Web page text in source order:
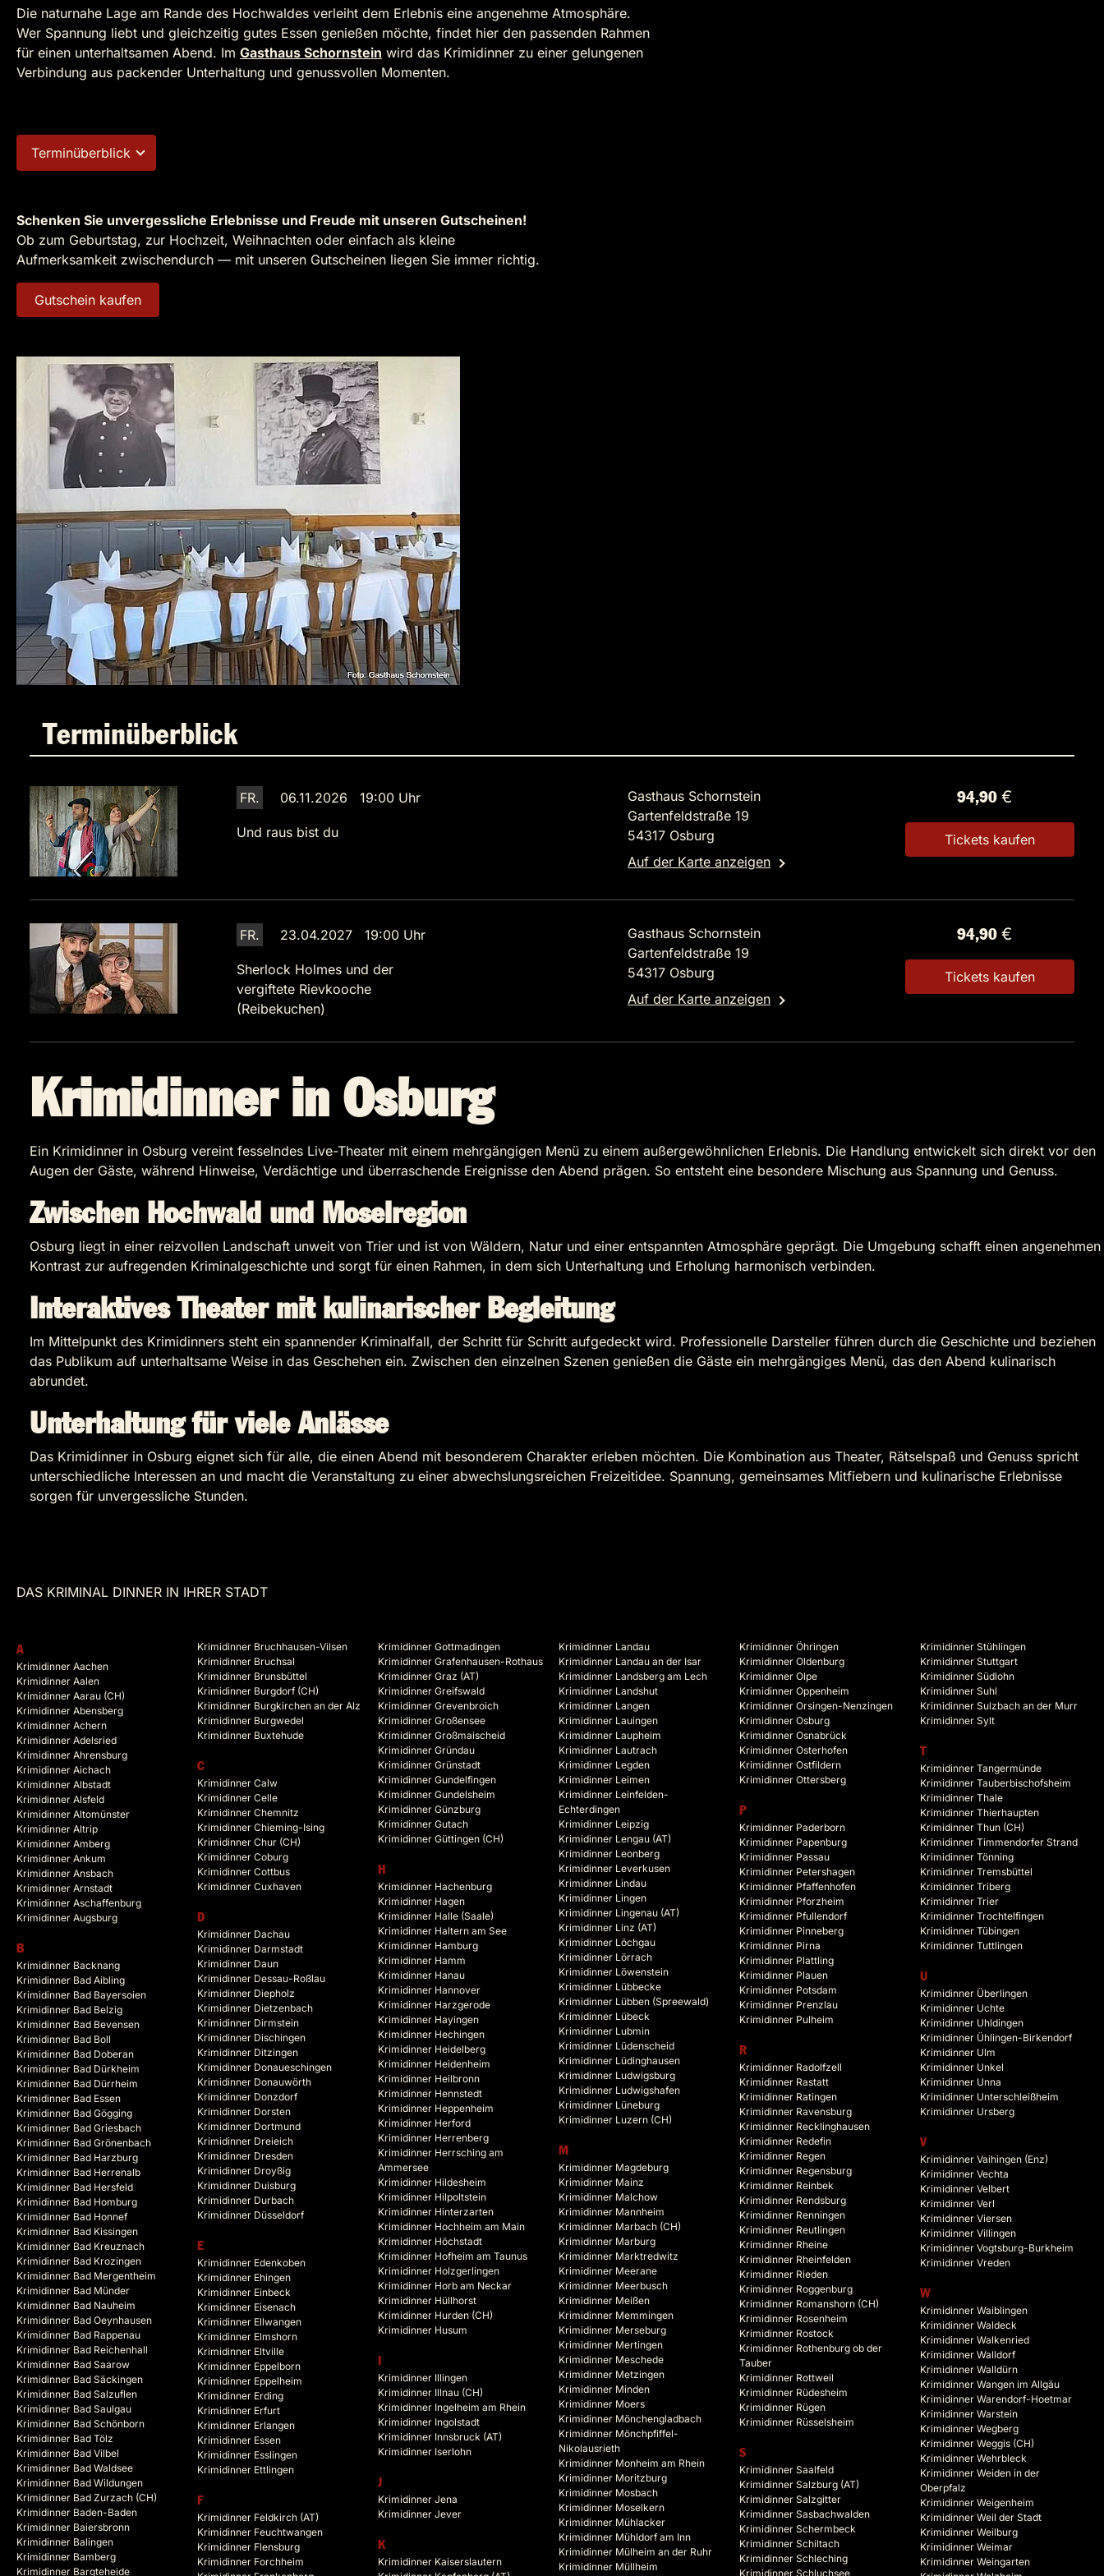
Die naturnahe Lage am Rande des Hochwaldes verleiht dem Erlebnis eine angenehme Atmosphäre.
Wer Spannung liebt und gleichzeitig gutes Essen genießen möchte, findet hier den passenden Rahmen
für einen unterhaltsamen Abend. Im Gasthaus Schornstein wird das Krimidinner zu einer gelungenen
Verbindung aus packender Unterhaltung und genussvollen Momenten.
Terminüberblick
Schenken Sie unvergessliche Erlebnisse und Freude mit unseren Gutscheinen!
Ob zum Geburtstag, zur Hochzeit, Weihnachten oder einfach als kleine
Aufmerksamkeit zwischendurch — mit unseren Gutscheinen liegen Sie immer richtig.
Gutschein kaufen
Terminüberblick
FR. 06.11.2026 19:00 Uhr
Und raus bist du
Gasthaus Schornstein
Gartenfeldstraße 19
54317 Osburg
Auf der Karte anzeigen
94,90 €
Tickets kaufen
FR. 23.04.2027 19:00 Uhr
Sherlock Holmes und der
vergiftete Rievkooche
(Reibekuchen)
Gasthaus Schornstein
Gartenfeldstraße 19
54317 Osburg
Auf der Karte anzeigen
94,90 €
Tickets kaufen
Krimidinner in Osburg
Ein Krimidinner in Osburg vereint fesselndes Live-Theater mit einem mehrgängigen Menü zu einem außergewöhnlichen Erlebnis. Die Handlung entwickelt sich direkt vor den
Augen der Gäste, während Hinweise, Verdächtige und überraschende Ereignisse den Abend prägen. So entsteht eine besondere Mischung aus Spannung und Genuss.
Zwischen Hochwald und Moselregion
Osburg liegt in einer reizvollen Landschaft unweit von Trier und ist von Wäldern, Natur und einer entspannten Atmosphäre geprägt. Die Umgebung schafft einen angenehmen
Kontrast zur aufregenden Kriminalgeschichte und sorgt für einen Rahmen, in dem sich Unterhaltung und Erholung harmonisch verbinden.
Interaktives Theater mit kulinarischer Begleitung
Im Mittelpunkt des Krimidinners steht ein spannender Kriminalfall, der Schritt für Schritt aufgedeckt wird. Professionelle Darsteller führen durch die Geschichte und beziehen
das Publikum auf unterhaltsame Weise in das Geschehen ein. Zwischen den einzelnen Szenen genießen die Gäste ein mehrgängiges Menü, das den Abend kulinarisch
abrundet.
Unterhaltung für viele Anlässe
Das Krimidinner in Osburg eignet sich für alle, die einen Abend mit besonderem Charakter erleben möchten. Die Kombination aus Theater, Rätselspaß und Genuss spricht
unterschiedliche Interessen an und macht die Veranstaltung zu einer abwechslungsreichen Freizeitidee. Spannung, gemeinsames Mitfiebern und kulinarische Erlebnisse
sorgen für unvergessliche Stunden.
DAS KRIMINAL DINNER IN IHRER STADT
A
Krimidinner Aachen
Krimidinner Aalen
Krimidinner Aarau (CH)
Krimidinner Abensberg
Krimidinner Achern
Krimidinner Adelsried
Krimidinner Ahrensburg
Krimidinner Aichach
Krimidinner Albstadt
Krimidinner Alsfeld
Krimidinner Altomünster
Krimidinner Altrip
Krimidinner Amberg
Krimidinner Ankum
Krimidinner Ansbach
Krimidinner Arnstadt
Krimidinner Aschaffenburg
Krimidinner Augsburg
B
Krimidinner Backnang
Krimidinner Bad Aibling
Krimidinner Bad Bayersoien
Krimidinner Bad Belzig
Krimidinner Bad Bevensen
Krimidinner Bad Boll
Krimidinner Bad Doberan
Krimidinner Bad Dürkheim
Krimidinner Bad Dürrheim
Krimidinner Bad Essen
Krimidinner Bad Gögging
Krimidinner Bad Griesbach
Krimidinner Bad Grönenbach
Krimidinner Bad Harzburg
Krimidinner Bad Herrenalb
Krimidinner Bad Hersfeld
Krimidinner Bad Homburg
Krimidinner Bad Honnef
Krimidinner Bad Kissingen
Krimidinner Bad Kreuznach
Krimidinner Bad Krozingen
Krimidinner Bad Mergentheim
Krimidinner Bad Münder
Krimidinner Bad Nauheim
Krimidinner Bad Oeynhausen
Krimidinner Bad Rappenau
Krimidinner Bad Reichenhall
Krimidinner Bad Saarow
Krimidinner Bad Säckingen
Krimidinner Bad Salzuflen
Krimidinner Bad Saulgau
Krimidinner Bad Schönborn
Krimidinner Bad Tölz
Krimidinner Bad Vilbel
Krimidinner Bad Waldsee
Krimidinner Bad Wildungen
Krimidinner Bad Zurzach (CH)
Krimidinner Baden-Baden
Krimidinner Baiersbronn
Krimidinner Balingen
Krimidinner Bamberg
Krimidinner Bargteheide
Krimidinner Bruchhausen-Vilsen
Krimidinner Bruchsal
Krimidinner Brunsbüttel
Krimidinner Burgdorf (CH)
Krimidinner Burgkirchen an der Alz
Krimidinner Burgwedel
Krimidinner Buxtehude
C
Krimidinner Calw
Krimidinner Celle
Krimidinner Chemnitz
Krimidinner Chieming-Ising
Krimidinner Chur (CH)
Krimidinner Coburg
Krimidinner Cottbus
Krimidinner Cuxhaven
D
Krimidinner Dachau
Krimidinner Darmstadt
Krimidinner Daun
Krimidinner Dessau-Roßlau
Krimidinner Diepholz
Krimidinner Dietzenbach
Krimidinner Dirmstein
Krimidinner Dischingen
Krimidinner Ditzingen
Krimidinner Donaueschingen
Krimidinner Donauwörth
Krimidinner Donzdorf
Krimidinner Dorsten
Krimidinner Dortmund
Krimidinner Dreieich
Krimidinner Dresden
Krimidinner Droyßig
Krimidinner Duisburg
Krimidinner Durbach
Krimidinner Düsseldorf
E
Krimidinner Edenkoben
Krimidinner Ehingen
Krimidinner Einbeck
Krimidinner Eisenach
Krimidinner Ellwangen
Krimidinner Elmshorn
Krimidinner Eltville
Krimidinner Eppelborn
Krimidinner Eppelheim
Krimidinner Erding
Krimidinner Erfurt
Krimidinner Erlangen
Krimidinner Essen
Krimidinner Esslingen
Krimidinner Ettlingen
F
Krimidinner Feldkirch (AT)
Krimidinner Feuchtwangen
Krimidinner Flensburg
Krimidinner Forchheim
Krimidinner Gottmadingen
Krimidinner Grafenhausen-Rothaus
Krimidinner Graz (AT)
Krimidinner Greifswald
Krimidinner Grevenbroich
Krimidinner Großensee
Krimidinner Großmaischeid
Krimidinner Gründau
Krimidinner Grünstadt
Krimidinner Gundelfingen
Krimidinner Gundelsheim
Krimidinner Günzburg
Krimidinner Gutach
Krimidinner Güttingen (CH)
H
Krimidinner Hachenburg
Krimidinner Hagen
Krimidinner Halle (Saale)
Krimidinner Haltern am See
Krimidinner Hamburg
Krimidinner Hamm
Krimidinner Hanau
Krimidinner Hannover
Krimidinner Harzgerode
Krimidinner Hayingen
Krimidinner Hechingen
Krimidinner Heidelberg
Krimidinner Heidenheim
Krimidinner Heilbronn
Krimidinner Hennstedt
Krimidinner Heppenheim
Krimidinner Herford
Krimidinner Herrenberg
Krimidinner Herrsching am
Ammersee
Krimidinner Hildesheim
Krimidinner Hilpoltstein
Krimidinner Hinterzarten
Krimidinner Hochheim am Main
Krimidinner Höchstadt
Krimidinner Hofheim am Taunus
Krimidinner Holzgerlingen
Krimidinner Horb am Neckar
Krimidinner Hüllhorst
Krimidinner Hurden (CH)
Krimidinner Husum
Krimidinner Illingen
Krimidinner Illnau (CH)
Krimidinner Ingelheim am Rhein
Krimidinner Ingolstadt
Krimidinner Innsbruck (AT)
Krimidinner Iserlohn
J
Krimidinner Jena
Krimidinner Jever
K
Krimidinner Kaiserslautern
Krimidinner Landau
Krimidinner Landau an der Isar
Krimidinner Landsberg am Lech
Krimidinner Landshut
Krimidinner Langen
Krimidinner Lauingen
Krimidinner Laupheim
Krimidinner Lautrach
Krimidinner Legden
Krimidinner Leimen
Krimidinner Leinfelden-
Echterdingen
Krimidinner Leipzig
Krimidinner Lengau (AT)
Krimidinner Leonberg
Krimidinner Leverkusen
Krimidinner Lindau
Krimidinner Lingen
Krimidinner Lingenau (AT)
Krimidinner Linz (AT)
Krimidinner Löchgau
Krimidinner Lörrach
Krimidinner Löwenstein
Krimidinner Lübbecke
Krimidinner Lübben (Spreewald)
Krimidinner Lübeck
Krimidinner Lubmin
Krimidinner Lüdenscheid
Krimidinner Lüdinghausen
Krimidinner Ludwigsburg
Krimidinner Ludwigshafen
Krimidinner Lüneburg
Krimidinner Luzern (CH)
M
Krimidinner Magdeburg
Krimidinner Mainz
Krimidinner Malchow
Krimidinner Mannheim
Krimidinner Marbach (CH)
Krimidinner Marburg
Krimidinner Marktredwitz
Krimidinner Meerane
Krimidinner Meerbusch
Krimidinner Meißen
Krimidinner Memmingen
Krimidinner Merseburg
Krimidinner Mertingen
Krimidinner Meschede
Krimidinner Metzingen
Krimidinner Minden
Krimidinner Moers
Krimidinner Mönchengladbach
Krimidinner Mönchpfiffel-
Nikolausrieth
Krimidinner Monheim am Rhein
Krimidinner Moritzburg
Krimidinner Mosbach
Krimidinner Moselkern
Krimidinner Mühlacker
Krimidinner Mühldorf am Inn
Krimidinner Mülheim an der Ruhr
Krimidinner Müllheim
Krimidinner Öhringen
Krimidinner Oldenburg
Krimidinner Olpe
Krimidinner Oppenheim
Krimidinner Orsingen-Nenzingen
Krimidinner Osburg
Krimidinner Osnabrück
Krimidinner Osterhofen
Krimidinner Ostfildern
Krimidinner Ottersberg
P
Krimidinner Paderborn
Krimidinner Papenburg
Krimidinner Passau
Krimidinner Petershagen
Krimidinner Pfaffenhofen
Krimidinner Pforzheim
Krimidinner Pfullendorf
Krimidinner Pinneberg
Krimidinner Pirna
Krimidinner Plattling
Krimidinner Plauen
Krimidinner Potsdam
Krimidinner Prenzlau
Krimidinner Pulheim
R
Krimidinner Radolfzell
Krimidinner Rastatt
Krimidinner Ratingen
Krimidinner Ravensburg
Krimidinner Recklinghausen
Krimidinner Redefin
Krimidinner Regen
Krimidinner Regensburg
Krimidinner Reinbek
Krimidinner Rendsburg
Krimidinner Renningen
Krimidinner Reutlingen
Krimidinner Rheine
Krimidinner Rheinfelden
Krimidinner Rieden
Krimidinner Roggenburg
Krimidinner Romanshorn (CH)
Krimidinner Rosenheim
Krimidinner Rostock
Krimidinner Rothenburg ob der
Tauber
Krimidinner Rottweil
Krimidinner Rüdesheim
Krimidinner Rügen
Krimidinner Rüsselsheim
S
Krimidinner Saalfeld
Krimidinner Salzburg (AT)
Krimidinner Salzgitter
Krimidinner Sasbachwalden
Krimidinner Schermbeck
Krimidinner Schiltach
Krimidinner Schleching
Krimidinner Schluchsee
Krimidinner Stühlingen
Krimidinner Stuttgart
Krimidinner Südlohn
Krimidinner Suhl
Krimidinner Sulzbach an der Murr
Krimidinner Sylt
T
Krimidinner Tangermünde
Krimidinner Tauberbischofsheim
Krimidinner Thale
Krimidinner Thierhaupten
Krimidinner Thun (CH)
Krimidinner Timmendorfer Strand
Krimidinner Tönning
Krimidinner Tremsbüttel
Krimidinner Triberg
Krimidinner Trier
Krimidinner Trochtelfingen
Krimidinner Tübingen
Krimidinner Tuttlingen
U
Krimidinner Überlingen
Krimidinner Uchte
Krimidinner Uhldingen
Krimidinner Ühlingen-Birkendorf
Krimidinner Ulm
Krimidinner Unkel
Krimidinner Unna
Krimidinner Unterschleißheim
Krimidinner Ursberg
V
Krimidinner Vaihingen (Enz)
Krimidinner Vechta
Krimidinner Velbert
Krimidinner Verl
Krimidinner Viersen
Krimidinner Villingen
Krimidinner Vogtsburg-Burkheim
Krimidinner Vreden
W
Krimidinner Waiblingen
Krimidinner Waldeck
Krimidinner Walkenried
Krimidinner Walldorf
Krimidinner Walldürn
Krimidinner Wangen im Allgäu
Krimidinner Warendorf-Hoetmar
Krimidinner Warstein
Krimidinner Wegberg
Krimidinner Weggis (CH)
Krimidinner Wehrbleck
Krimidinner Weiden in der
Oberpfalz
Krimidinner Weigenheim
Krimidinner Weil der Stadt
Krimidinner Weilburg
Krimidinner Weimar
Krimidinner Weingarten